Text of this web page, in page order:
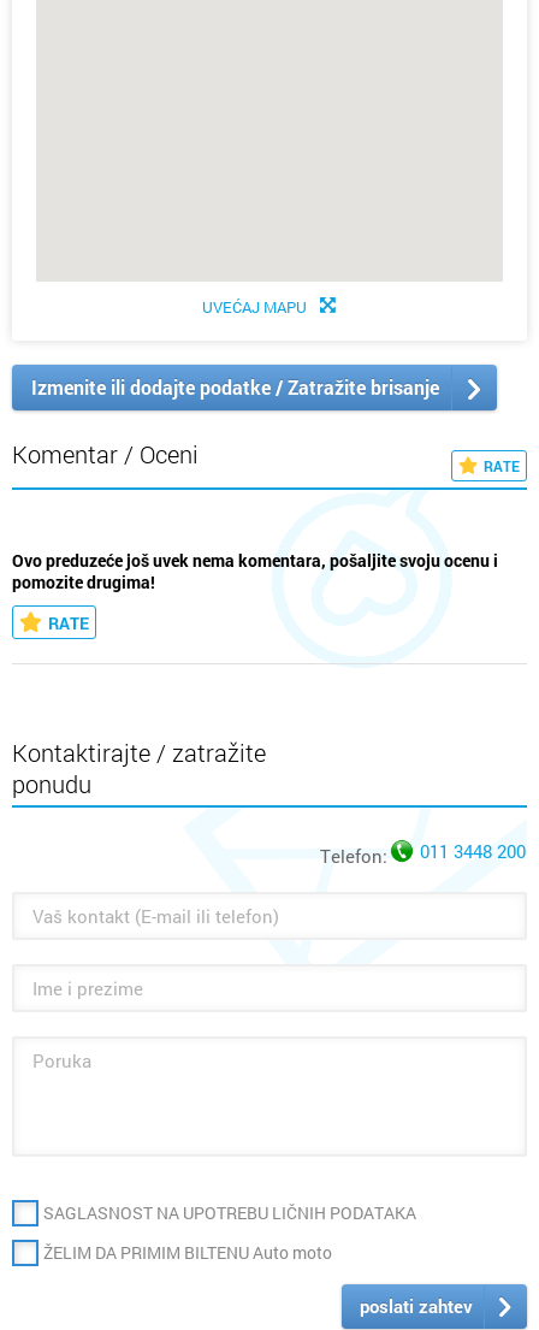
UVEĆAJ MAPU
Izmenite ili dodajte podatke / Zatražite brisanje
Komentar / Oceni RATE
Ovo preduzeće još uvek nema komentara, pošaljite svoju ocenu i
pomozite drugima!
RATE
Kontaktirajte / zatražite
ponudu
Telefon: 011 3448 200
SAGLASNOST NA UPOTREBU LIČNIH PODATAKA
ŽELIM DA PRIMIM BILTENU Auto moto
poslati zahtev